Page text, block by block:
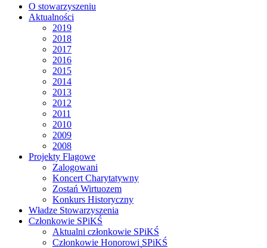
O stowarzyszeniu
Aktualności
2019
2018
2017
2016
2015
2014
2013
2012
2011
2010
2009
2008
Projekty Flagowe
Zalogowani
Koncert Charytatywny
Zostań Wirtuozem
Konkurs Historyczny
Władze Stowarzyszenia
Członkowie SPiKŚ
Aktualni członkowie SPiKŚ
Członkowie Honorowi SPiKŚ